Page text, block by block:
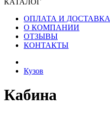
КАТАЛОГ
ОПЛАТА И ДОСТАВКА
О КОМПАНИИ
ОТЗЫВЫ
КОНТАКТЫ
Кузов
Кабина